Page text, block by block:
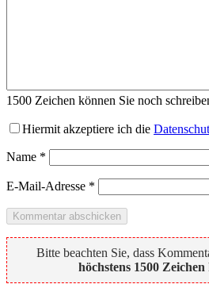
1500 Zeichen können Sie noch
Hiermit akzeptiere ich die
Name *
E-Mail-Adresse *
Bitte beachten Sie, dass
höchstens 1500 Zeichen